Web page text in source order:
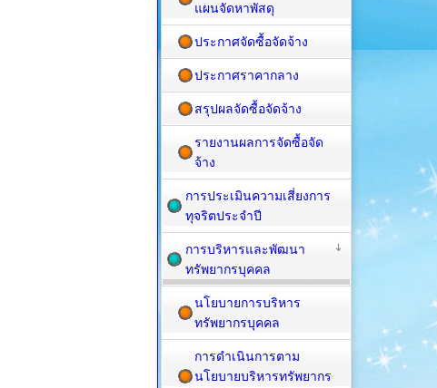
แผนจัดหาพัสดุ
ประกาศจัดซื้อจัดจ้าง
ประกาศราคากลาง
สรุปผลจัดซื้อจัดจ้าง
รายงานผลการจัดซื้อจัด
จ้าง
การประเมินความเสี่ยงการ
ทุจริตประจำปี
การบริหารและพัฒนา
ทรัพยากรบุคคล
นโยบายการบริหาร
ทรัพยากรบุคคล
การดำเนินการตาม
นโยบายบริหารทรัพยากร